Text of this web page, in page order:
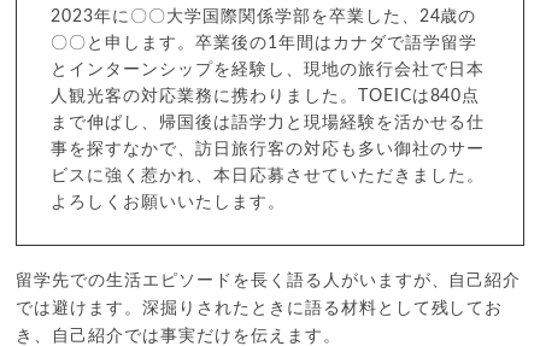
2023年に〇〇大学国際関係学部を卒業した、24歳の
〇〇と申します。卒業後の1年間はカナダで語学留学
とインターンシップを経験し、現地の旅行会社で日本
人観光客の対応業務に携わりました。TOEICは840点
まで伸ばし、帰国後は語学力と現場経験を活かせる仕
事を探すなかで、訪日旅行客の対応も多い御社のサー
ビスに強く惹かれ、本日応募させていただきました。
よろしくお願いいたします。
留学先での生活エピソードを長く語る人がいますが、自己紹介
では避けます。深掘りされたときに語る材料として残してお
き、自己紹介では事実だけを伝えます。